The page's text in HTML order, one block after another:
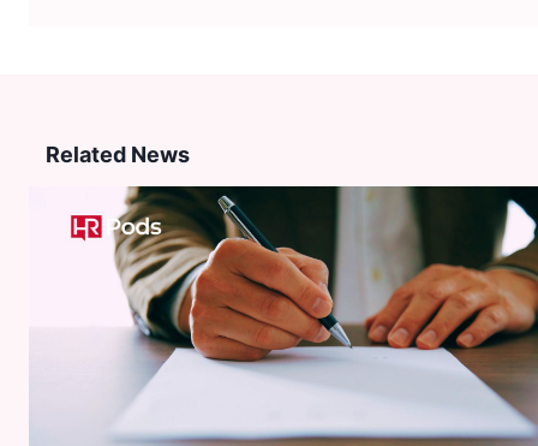
Related News